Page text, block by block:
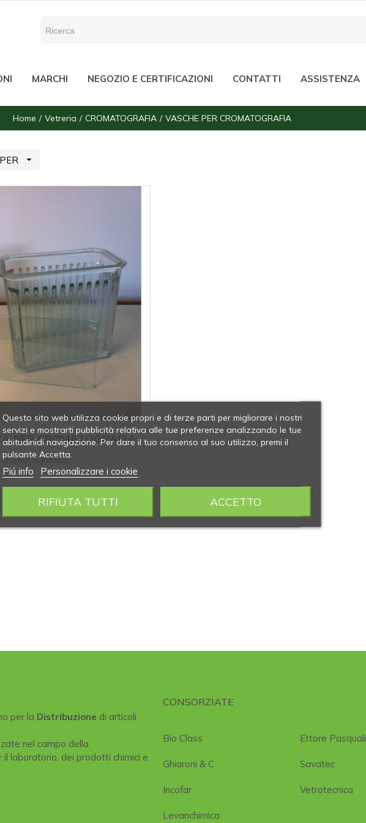
MARCHI NEGOZIO E CERTIFICAZIONI CONTATTI ASSISTENZA
Home Vetreria CROMATOGRAFIA VASCHE PER CROMATOGRAFIA

PER CROMATOGRAFIA
cromatografica
per la Distribuzione di articoli
nel campo della
laboratorio, dei prodotti chimici e
CONSORZIATE
Bio Class
Ghiaroni & C
Incofar
Levanchimica
Ettore Pasquali
Savatec
Vetrotecnica
Questo sito web utilizza cookie propri e di terze parti per migliorare i nostri
servizi e mostrarti pubblicità relativa alle tue preferenze analizzando le tue
abitudinidi navigazione. Per dare il tuo consenso al suo utilizzo, premi il
pulsante Accetta.
Piú info Personalizzare i cookie
RIFIUTA TUTTI ACCETTO